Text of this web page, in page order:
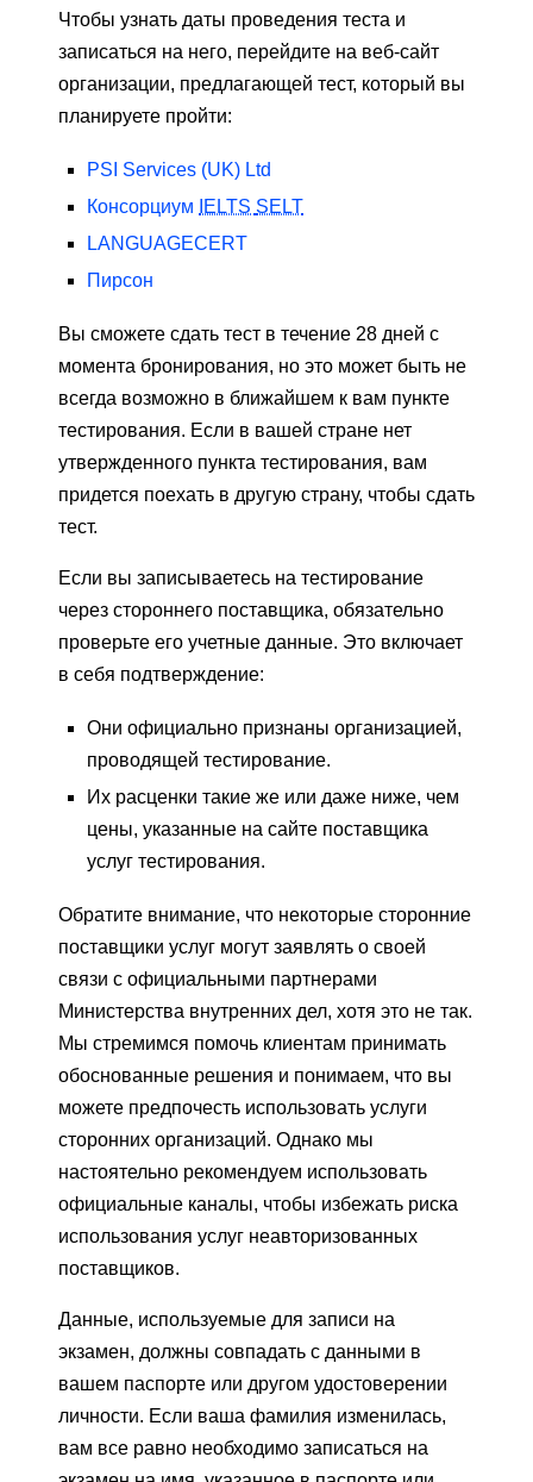
Чтобы узнать даты проведения теста и
записаться на него, перейдите на веб-сайт
организации, предлагающей тест, который вы
планируете пройти:
PSI Services (UK) Ltd
Консорциум
IELTS SELT
LANGUAGECERT
Пирсон
Вы сможете сдать тест в течение 28 дней с
момента бронирования, но это может быть не
всегда возможно в ближайшем к вам пункте
тестирования. Если в вашей стране нет
утвержденного пункта тестирования, вам
придется поехать в другую страну, чтобы сдать
тест.
Если вы записываетесь на тестирование
через стороннего поставщика, обязательно
проверьте его учетные данные. Это включает
в себя подтверждение:
Они официально признаны организацией,
проводящей тестирование.
Их расценки такие же или даже ниже, чем
цены, указанные на сайте поставщика
услуг тестирования.
Обратите внимание, что некоторые сторонние
поставщики услуг могут заявлять о своей
связи с официальными партнерами
Министерства внутренних дел, хотя это не так.
Мы стремимся помочь клиентам принимать
обоснованные решения и понимаем, что вы
можете предпочесть использовать услуги
сторонних организаций. Однако мы
настоятельно рекомендуем использовать
официальные каналы, чтобы избежать риска
использования услуг неавторизованных
поставщиков.
Данные, используемые для записи на
экзамен, должны совпадать с данными в
вашем паспорте или другом удостоверении
личности. Если ваша фамилия изменилась,
вам все равно необходимо записаться на